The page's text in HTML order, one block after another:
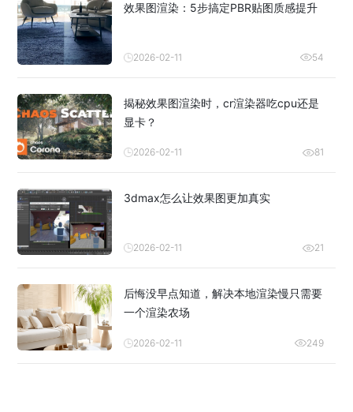
效果图渲染：5步搞定PBR贴图质感提升
2026-02-11 54
揭秘效果图渲染时，cr渲染器吃cpu还是
显卡？
2026-02-11 81
3dmax怎么让效果图更加真实
2026-02-11 21
后悔没早点知道，解决本地渲染慢只需要
一个渲染农场
2026-02-11 249